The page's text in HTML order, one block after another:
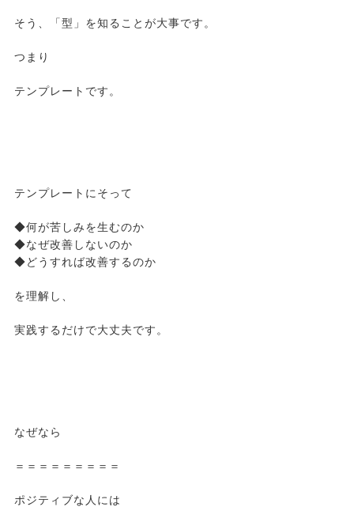
そう、「型」を知ることが大事です。
つまり
テンプレートです。
テンプレートにそって
◆何が苦しみを生むのか
◆なぜ改善しないのか
◆どうすれば改善するのか
を理解し、
実践するだけで大丈夫です。
なぜなら
＝＝＝＝＝＝＝＝＝
ポジティブな人には